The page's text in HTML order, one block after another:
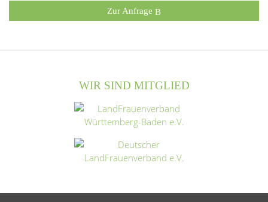
Zur Anfrage
WIR SIND MITGLIED